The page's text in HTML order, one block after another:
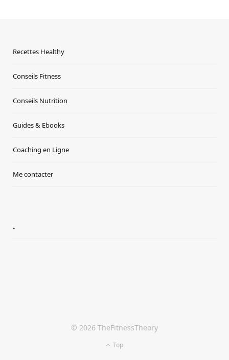
Recettes Healthy
Conseils Fitness
Conseils Nutrition
Guides & Ebooks
Coaching en Ligne
Me contacter
.
© 2026 TheFitnessTheory
Top